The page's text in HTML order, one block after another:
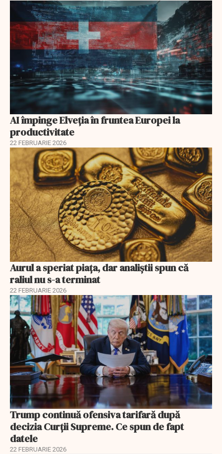
AI împinge Elveția în fruntea Europei la
productivitate
22 FEBRUARIE 2026
Aurul a speriat piața, dar analiștii spun că
raliul nu s-a terminat
22 FEBRUARIE 2026
Trump continuă ofensiva tarifară după
decizia Curții Supreme. Ce spun de fapt
datele
22 FEBRUARIE 2026